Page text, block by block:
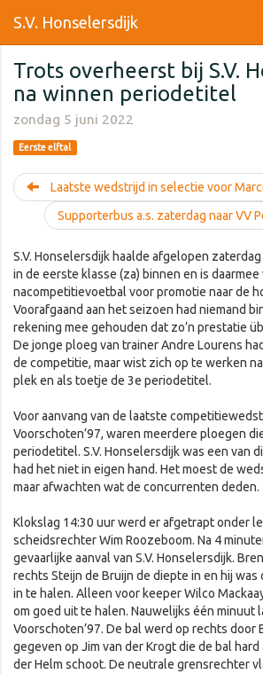
S.V. Honselersdijk
Trots overheerst bij S.V.
na winnen periodetitel
zondag 5 juni 2022
Eerste elftal
Laatste wedstrijd in selectie voor
Supporterbus a.s. zaterdag naar VV
S.V. Honselersdijk haalde afgelopen
in de eerste klasse (za) binnen en is
nacompetitievoetbal voor promotie naar de
Voorafgaand aan het seizoen had niemand
rekening mee gehouden dat zo’n prestatie
De jonge ploeg van trainer Andre Lourens
de competitie, maar wist zich op te werken
plek en als toetje de 3e periodetitel.
Voor aanvang van de laatste
Voorschoten’97, waren meerdere ploegen
periodetitel. S.V. Honselersdijk was een van
had het niet in eigen hand. Het moest de
maar afwachten wat de concurrenten deden.
Klokslag 14:30 uur werd er afgetrapt onder
scheidsrechter Wim Roozeboom. Na 4
gevaarlijke aanval van S.V. Honselersdijk.
rechts Steijn de Bruijn de diepte in en hij
in te halen. Alleen voor keeper Wilco
om goed uit te halen. Nauwelijks één minuut
Voorschoten’97. De bal werd op rechts door
gegeven op Jim van der Krogt die de bal
der Helm schoot. De neutrale grensrechter